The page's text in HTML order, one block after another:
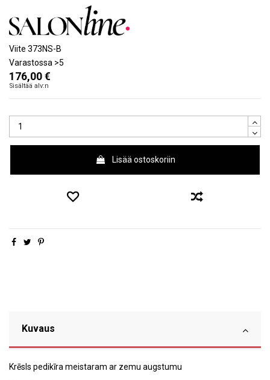
Viite 373NS-B
Varastossa >5
176,00 €
Sisältää alv:n
Lisää ostoskoriin
Kuvaus
Krēsls pedikīra meistaram ar zemu augstumu